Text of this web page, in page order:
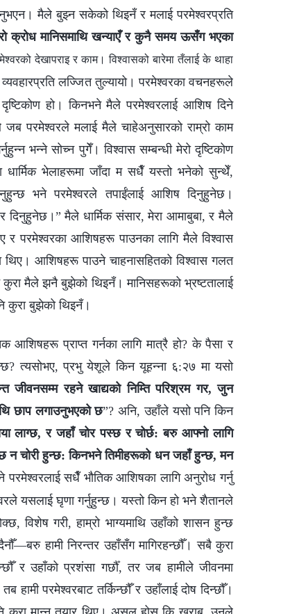
मैले बुझ्न सकेको थिइनँ र मलाई परमेश्‍वरप्रति
क्रोध मानिसमाथि खन्याएँ र कुनै समय ऊसँग भएका
देखापराइ र काम। विश्‍वासको बारेमा तँलाई के थाहा
लज्‍जित तुल्यायो। परमेश्‍वरका वचनहरूले
हो। किनभने मैले परमेश्‍वरलाई आशिष दिने
परमेश्‍वरले मलाई मैले चाहेअनुसारको राम्रो काम
भन्‍ने सोच्न पुगेँ। विश्‍वास सम्‍बन्धी मेरो दृष्टिकोण
भेलाहरूमा जाँदा म सधैँ यस्तो भनेको सुन्थेँ,
भने परमेश्‍वरले तपाईंलाई आशिष दिनुहुनेछ।
दिनुहुनेछ।” मैले धार्मिक संसार, मेरा आमाबुबा, र मैले
परमेश्‍वरका आशिषहरू पाउनका लागि मैले विश्‍वास
थिए। आशिषहरू पाउने चाहनासहितको विश्वास गलत
कुरा मैले झनै बुझेको थिइनँ। मानिसहरूको भ्रष्टतालाई
कुरा बुझेको थिइनँ।
प्राप्त गर्नका लागि मात्रै हो? के पैसा र
त्यसोभए, प्रभु येशूले किन यूहन्‍ना ६:२७ मा यसो
जीवनसम्‍म रहने खाद्यको निम्ति परिश्रम गर, जुन
छाप लगाउनुभएको छ”? अनि, उहाँले यसो पनि किन
लाग्छ, र जहाँ चोर पस्छ र चोर्छ: बरु आफ्‍नो लागि
न चोरी हुन्छ: किनभने तिमीहरूको धन जहाँ हुन्छ, मन
सधैँ भौतिक आशिषका लागि अनुरोध गर्नु
यसलाई घृणा गर्नुहुन्छ। यस्तो किन हो भने शैतानले
विशेष गरी, हाम्रो भाग्यमाथि उहाँको शासन हुन्छ
हामी निरन्तर उहाँसँग मागिरहन्छौँ। सबै कुरा
र उहाँको प्रशंसा गर्छौँ, तर जब हामीले जीवनमा
हामी परमेश्‍वरबाट तर्किन्छौँ र उहाँलाई दोष दिन्छौँ।